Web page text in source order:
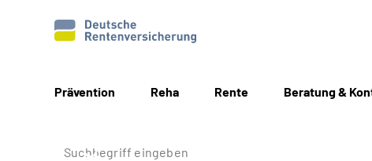
Prävention Reha Rente Beratung &